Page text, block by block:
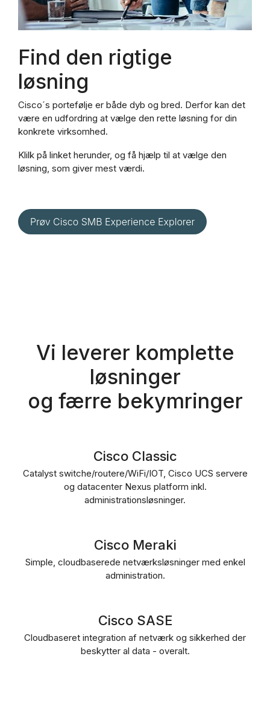
Find den rigtige
løsning
Cisco´s portefølje er både dyb og bred. Derfor kan det
være en udfordring at vælge den rette løsning for din
konkrete virksomhed.
Klilk på linket herunder, og få hjælp til at vælge den
løsning, som giver mest værdi.
Vi leverer komplette
løsninger
og færre bekymringer
Cisco Classic
Catalyst switche/routere/WiFi/IOT, Cisco UCS servere
og datacenter Nexus platform inkl.
administrationsløsninger.
Cisco Meraki
Simple, cloudbaserede netværksløsninger med enkel
administration.
Cisco SASE
Cloudbaseret integration af netværk og sikkerhed der
beskytter al data - overalt.